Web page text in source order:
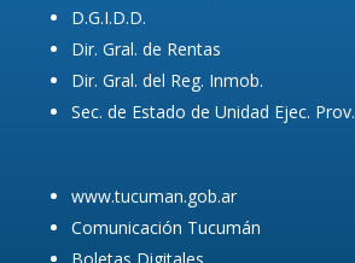
D.G.I.D.D.
Dir. Gral. de Rentas
Dir. Gral. del Reg. Inmob.
Sec. de Estado de Unidad Ejec. Prov.
www.tucuman.gob.ar
Comunicación Tucumán